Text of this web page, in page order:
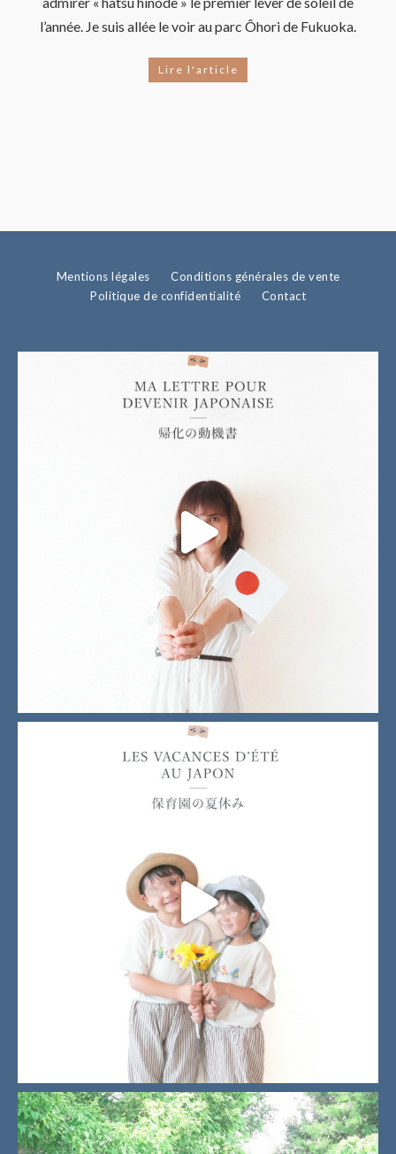
l’année. Je suis allée le voir au parc Ôhori de Fukuoka.
Lire l'article
Mentions légales
Conditions générales de vente
Politique de confidentialité
Contact